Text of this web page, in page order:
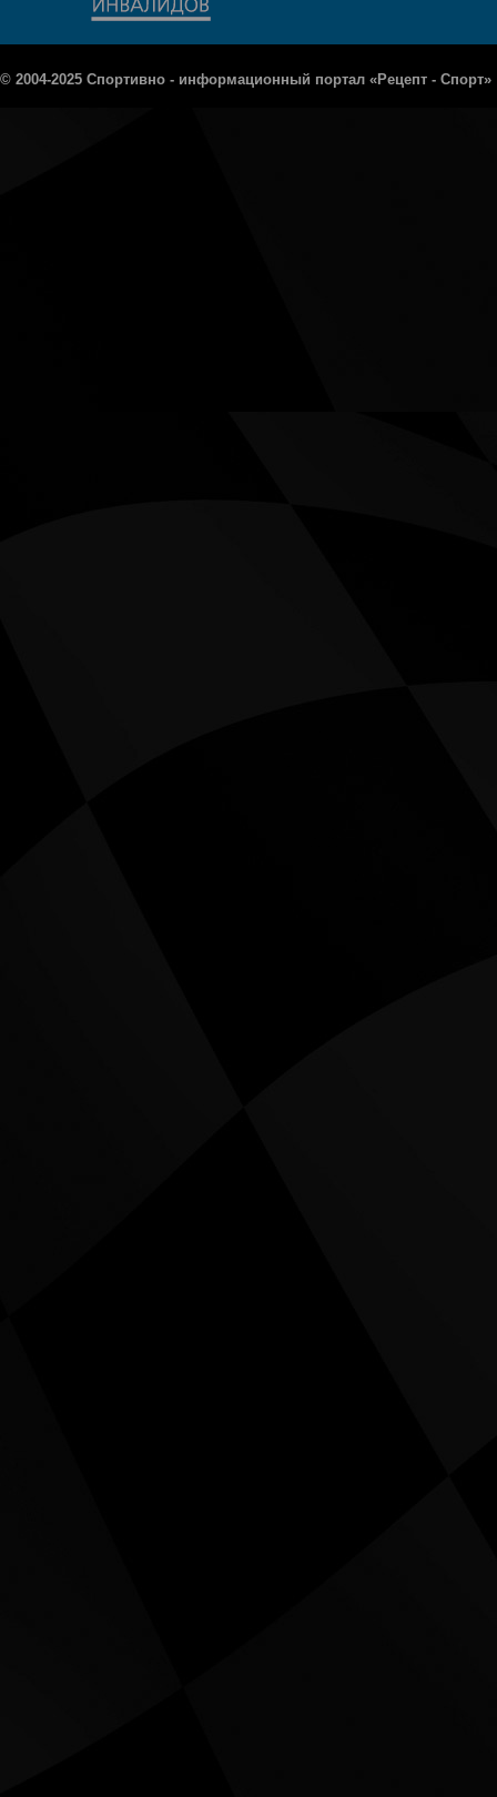
© 2004-2025 Спортивно - информационный портал «Рецепт - Спорт»